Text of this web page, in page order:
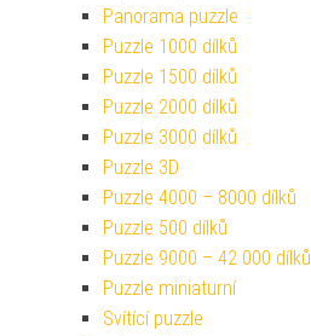
Panorama puzzle
Puzzle 1000 dílků
Puzzle 1500 dílků
Puzzle 2000 dílků
Puzzle 3000 dílků
Puzzle 3D
Puzzle 4000 – 8000 dílků
Puzzle 500 dílků
Puzzle 9000 – 42 000 dílků
Puzzle miniaturní
Svítící puzzle